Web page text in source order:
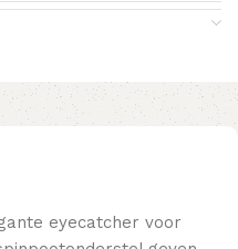
eyecatcher voor